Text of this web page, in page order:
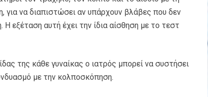
για να διαπιστώσει αν υπάρχουν βλάβες που δεν
εξέταση αυτή έχει την ίδια αίσθηση με το τεστ
της κάθε γυναίκας ο ιατρός μπορεί να συστήσει
με την κολποσκόπηση.